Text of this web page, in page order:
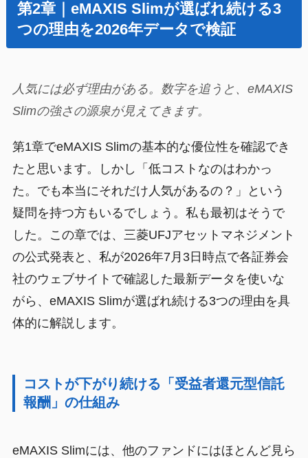
第2章｜eMAXIS Slimが選ばれ続ける3
つの理由を2026年データで検証
人気には必ず理由がある。数字を追うと、eMAXIS
Slimの強さの源泉が見えてきます。
第1章でeMAXIS Slimの基本的な優位性を確認でき
たと思います。しかし「低コストなのはわかっ
た。でも本当にそれだけ人気があるの？」という
疑問を持つ方もいるでしょう。私も最初はそうで
した。この章では、三菱UFJアセットマネジメント
の公式発表と、私が2026年7月3日時点で各証券会
社のウェブサイトで確認した最新データを使いな
がら、eMAXIS Slimが選ばれ続ける3つの理由を具
体的に解説します。
コストが下がり続ける「受益者還元型信託
報酬」の仕組み
eMAXIS Slimには、他のファンドにはほとんど見ら